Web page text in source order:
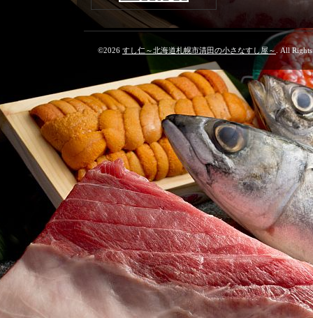
©2026 すし仁～北海道札幌市清田の小さなすし屋～ . All